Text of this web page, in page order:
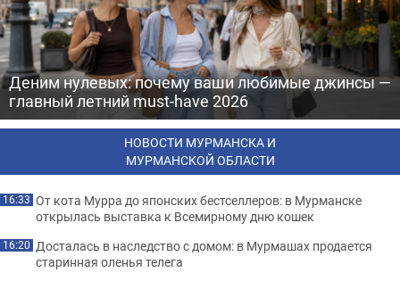
Деним нулевых: почему ваши любимые джинсы —
главный летний must-have 2026
НОВОСТИ МУРМАНСКА И
МУРМАНСКОЙ ОБЛАСТИ
16:33 От кота Мурра до японских бестселлеров: в Мурманске
открылась выставка к Всемирному дню кошек
16:20 Досталась в наследство с домом: в Мурмашах продается
старинная оленья телега